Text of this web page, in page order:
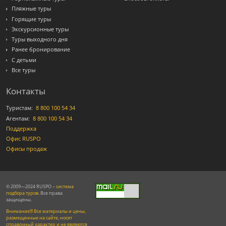
Пляжные туры
Горящие туры
Экскурсионные туры
Туры выходного дня
Ранее бронирование
С детьми
Все туры
Контакты
Туристам: 8 800 100 54 34
Агентам: 8 800 100 54 34
Поддержка
Офис RUSPO
Офисы продаж
© 2009—2024 RUSPO – система
подбора туров. Все права
защищены.
Внимание!!! Все материалы и цены,
размещенные на сайте, носят
справочный характер и не являются